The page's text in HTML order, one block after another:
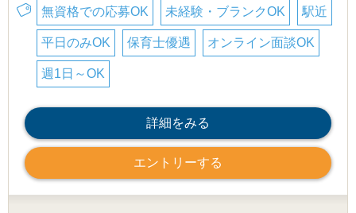
無資格での応募OK 未経験・ブランクOK 駅近
平日のみOK 保育士優遇 オンライン面談OK
週1日～OK
詳細をみる
エントリーする